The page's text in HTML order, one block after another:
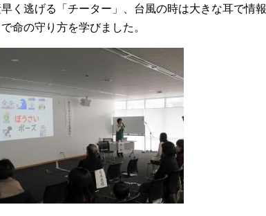
く逃げる「チーター」、台風の時は大きな耳で情報
命の守り方を学びました。